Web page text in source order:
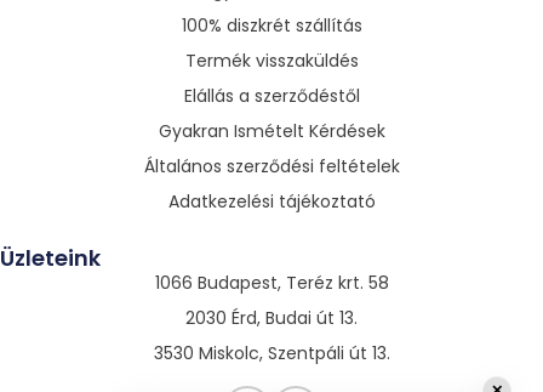
100% diszkrét szállítás
Termék visszaküldés
Elállás a szerződéstől
Gyakran Ismételt Kérdések
Általános szerződési feltételek
Adatkezelési tájékoztató
Üzleteink
1066 Budapest, Teréz krt. 58
2030 Érd, Budai út 13.
3530 Miskolc, Szentpáli út 13.